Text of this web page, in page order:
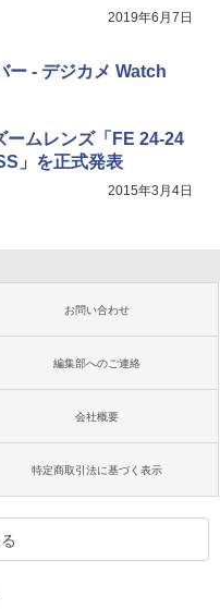
2019年6月7日
ー - デジカメ Watch
ームレンズ「FE 24-24
」を正式発表
2015年3月4日
お問い合わせ
編集部へのご連絡
会社概要
特定商取引法に基づく表示